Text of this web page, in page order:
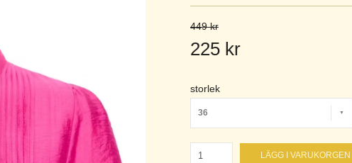
449 kr
225 kr
storlek
36
LÄGG I VARUKORGEN